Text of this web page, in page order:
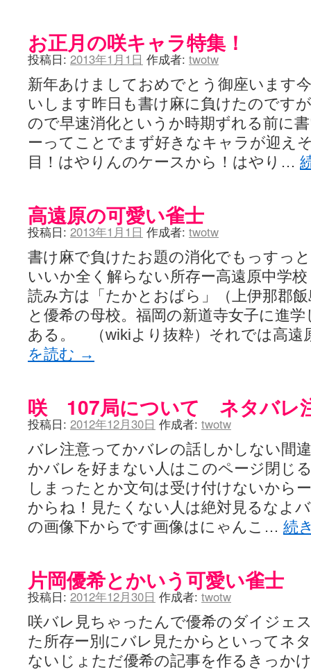
お正月の咲キャラ特集！
投稿日: 2013年1月1日 作成者: twotw
新年あけましておめでとう御座います
いします昨日も書け麻に負けたのです
ので早速消化というか時期ずれる前に
ーってことでまず好きなキャラが迎え
目！はやりんのケースから！はやり…
高遠原の可愛い雀士
投稿日: 2013年1月1日 作成者: twotw
書け麻で負けたお題の消化でもっすっ
いいか全く解らない所存ー高遠原中学校
読み方は「たかとおばら」（上伊那郡
と優希の母校。福岡の新道寺女子に進
ある。 （wikiより抜粋）それでは高
を読む →
咲 107局について ネタバレ
投稿日: 2012年12月30日 作成者: twotw
バレ注意ってかバレの話しかしない間
かバレを好まない人はこのページ閉じ
しまったとか文句は受け付けないから
からね！見たくない人は絶対見るなよ
の画像下からです画像はにゃんこ… 続
片岡優希とかいう可愛い雀士
投稿日: 2012年12月30日 作成者: twotw
咲バレ見ちゃったんで優希のダイジェ
た所存ー別にバレ見たからといってネ
ないじょただ優希の記事を作るきっか